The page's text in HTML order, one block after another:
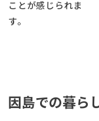
ことが感じられま
因島での暮ら